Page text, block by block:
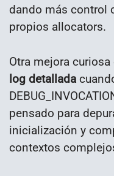
dando más control
propios allocators.
Otra mejora
log detallada
pensado para
inicialización y
contextos